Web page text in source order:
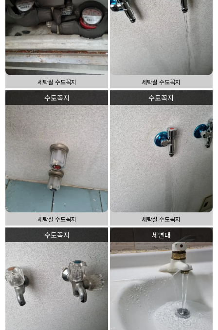
세탁실 수도꼭지 세탁실 수도꼭지
수도꼭지
세탁실 수도꼭지
수도꼭지
세탁실 수도꼭지
수도꼭지 세면대